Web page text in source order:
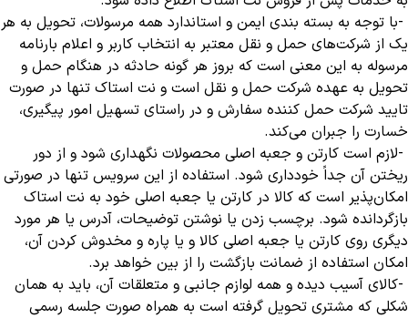
-با توجه به بسته بندی ایمن و استاندارد همه مرسولات، تحویل به هر
یک از شرکت‏‏‌های حمل و نقل معتبر به انتخاب کاربر و اعلام بارنامه
مرسوله به این معنی است که بروز هر گونه حادثه در هنگام حمل و
تحویل به عهده شرکت حمل و نقل است و نت استاک تنها در صورت
تایید شرکت حمل کننده سفارش و در راستای تسهیل امور پیگیری،
خسارت را جبران می‌‏کند.
-لازم است کارتن و جعبه اصلی محصولات نگهداری شود و از دور
ریختن آن جداً خودداری شود. استفاده از این سرویس تنها در صورتی
امکان‌پذیر است که کالا در کارتن یا جعبه اصلی خود به نت استاک
بازگردانده شود. برچسب زدن یا نوشتن توضیحات، آدرس یا هر مورد
دیگری روی کارتن یا جعبه اصلی کالا و یا پاره و مخدوش کردن آن،
امکان استفاده از ضمانت بازگشت را از بین خواهد برد.
-کالای آسیب دیده و همه لوازم جانبی و متعلقات آن، باید به همان
شکلی که مشتری تحویل گرفته است به همراه صورت جلسه رسمی